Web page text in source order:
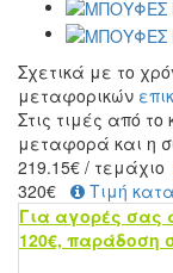
Σχετικά με το
μεταφορικών
Στις τιμές από
μεταφορά και η
219.15€ / τεμάχιο
320€
Τιμή
Για αγορές σας
120€, παράδοση